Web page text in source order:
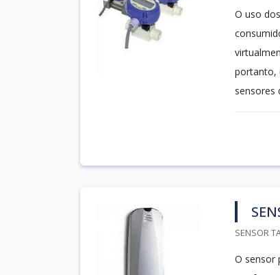
O uso
portanto,
sensores
SENSOR
O sensor